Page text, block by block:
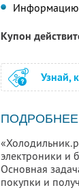
Информацию
Купон
Узнай,
электроники и
Основная
покупки и